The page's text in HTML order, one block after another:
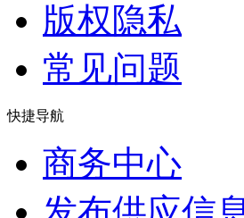
版权隐私
常见问题
快捷导航
商务中心